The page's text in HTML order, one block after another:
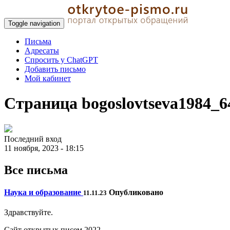
Toggle navigation
Письма
Адресаты
Спросить у ChatGPT
Добавить письмо
Мой кабинет
Страница
Последний вход
11 ноября, 2023 - 18:15
Все письма
Наука и образование 11.11.23 Опубликовано
Здравствуйте.